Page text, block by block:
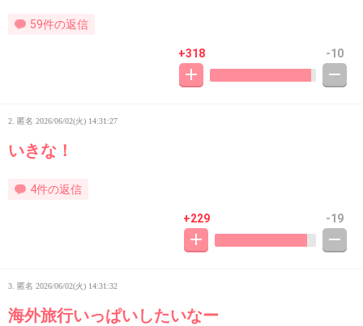
59件の返信
+318 -10
2. 匿名 2026/06/02(火) 14:31:27
いきな！
4件の返信
+229 -19
3. 匿名 2026/06/02(火) 14:31:32
海外旅行いっぱいしたいなー